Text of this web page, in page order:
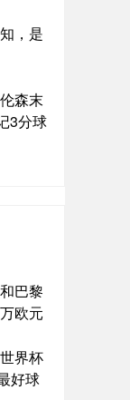
，是
森末
3分球
巴黎
欧元
界杯
好球